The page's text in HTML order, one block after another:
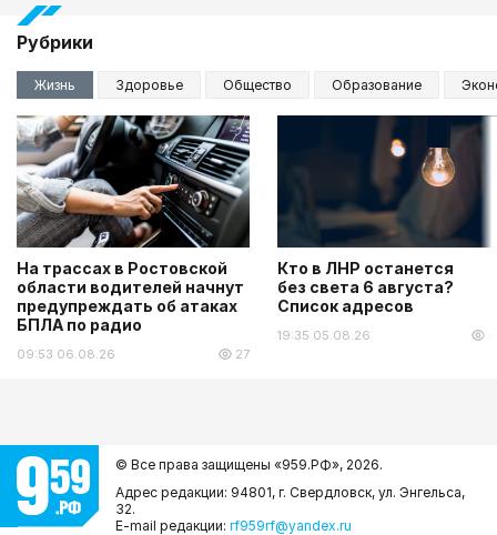
Рубрики
Жизнь Здоровье Общество Образование
На трассах в Ростовской
области водителей начнут
предупреждать об атаках
БПЛА по радио
09:53 06.08.26 27
Кто в ЛНР останется
без света 6 августа?
Список адресов
19:35 05.08.26
© Все права защищены «959.РФ», 2026.
Адрес редакции: 94801, г. Свердловск, ул. Энгельса,
32.
E-mail редакции: rf959rf@yandex.ru